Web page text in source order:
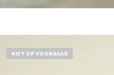
NIET OP VOORRAAD